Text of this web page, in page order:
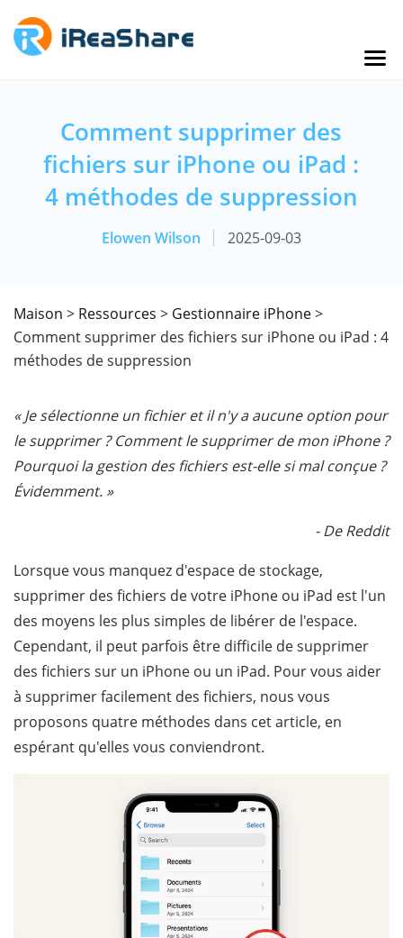
Comment supprimer des
fichiers sur iPhone ou iPad :
4 méthodes de suppression
Elowen Wilson 2025-09-03
Maison > Ressources > Gestionnaire iPhone>
Comment supprimer des fichiers sur iPhone ou iPad : 4
méthodes de suppression
« Je sélectionne un fichier et il n'y a aucune option pour
le supprimer ? Comment le supprimer de mon iPhone ?
Pourquoi la gestion des fichiers est-elle si mal conçue ?
Évidemment. »
- De Reddit
Lorsque vous manquez d'espace de stockage,
supprimer des fichiers de votre iPhone ou iPad est l'un
des moyens les plus simples de libérer de l'espace.
Cependant, il peut parfois être difficile de supprimer
des fichiers sur un iPhone ou un iPad. Pour vous aider
à supprimer facilement des fichiers, nous vous
proposons quatre méthodes dans cet article, en
espérant qu'elles vous conviendront.